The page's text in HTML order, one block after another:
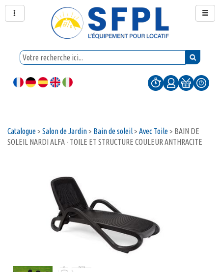
Catalogue> Salon de Jardin> Bain de soleil> Avec Toile> BAIN DE
SOLEIL NARDI ALFA - TOILE ET STRUCTURE COULEUR ANTHRACITE